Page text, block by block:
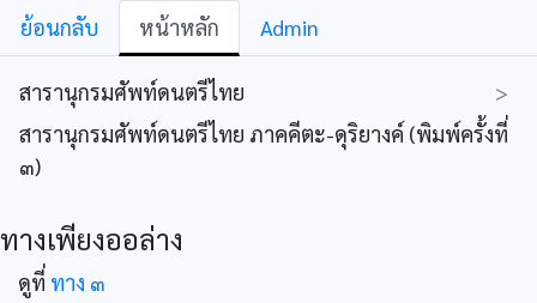
ย้อนกลับ หน้าหลัก Admin
สารานุกรมศัพท์ดนตรีไทย
>
สารานุกรมศัพท์ดนตรีไทย ภาคคีตะ-ดุริยางค์ (พิมพ์ครั้งที่
๓)
ทางเพียงออล่าง
ดูที่ ทาง ๓